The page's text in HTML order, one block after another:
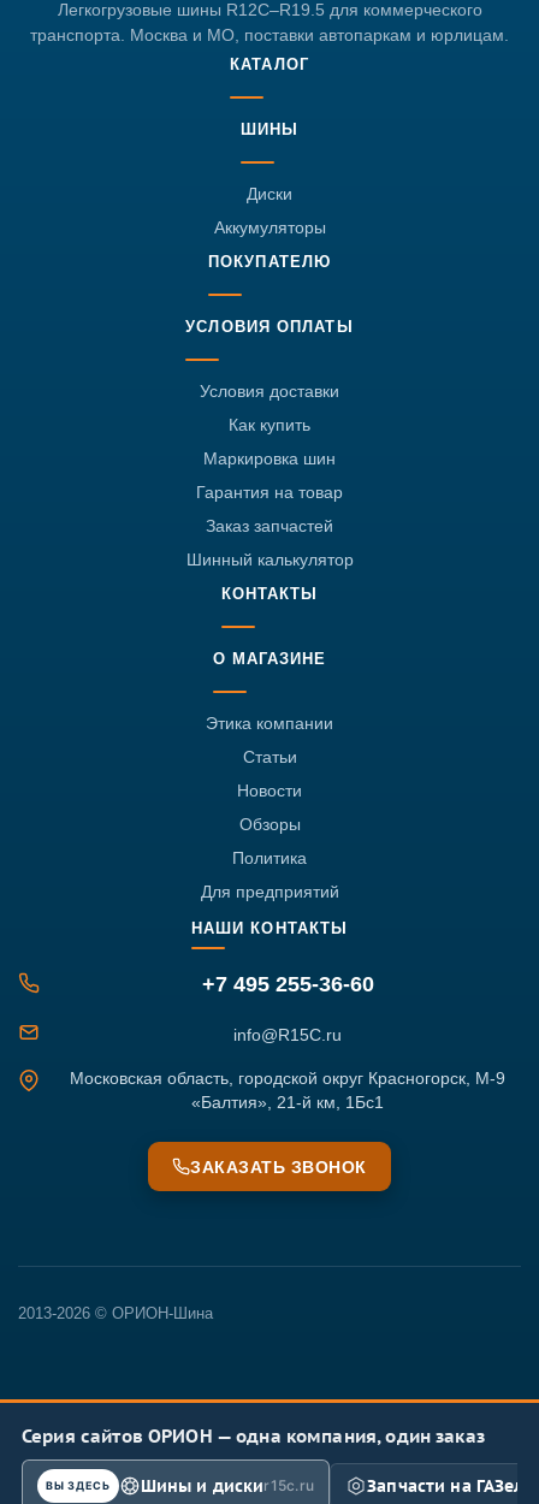
Легкогрузовые шины R12C–R19.5 для коммерческого
транспорта. Москва и МО, поставки автопаркам и юрлицам.
КАТАЛОГ
ШИНЫ
Диски
Аккумуляторы
ПОКУПАТЕЛЮ
УСЛОВИЯ ОПЛАТЫ
Условия доставки
Как купить
Маркировка шин
Гарантия на товар
Заказ запчастей
Шинный калькулятор
КОНТАКТЫ
О МАГАЗИНЕ
Этика компании
Статьи
Новости
Обзоры
Политика
Для предприятий
НАШИ КОНТАКТЫ
+7 495 255-36-60
info@R15C.ru
Московская область, городской округ Красногорск, М-9
«Балтия», 21-й км, 1Бс1
ЗАКАЗАТЬ ЗВОНОК
2013-2026 © ОРИОН-Шина
Серия сайтов ОРИОН — одна компания, один заказ
ВЫ ЗДЕСЬ Шины и дискиr15c.ru Запчасти на ГАЗель